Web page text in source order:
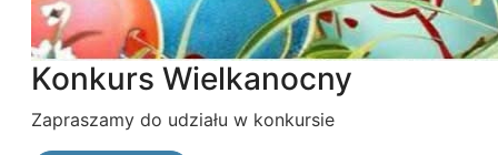
Konkurs Wielkanocny
Zapraszamy do udziału w konkursie